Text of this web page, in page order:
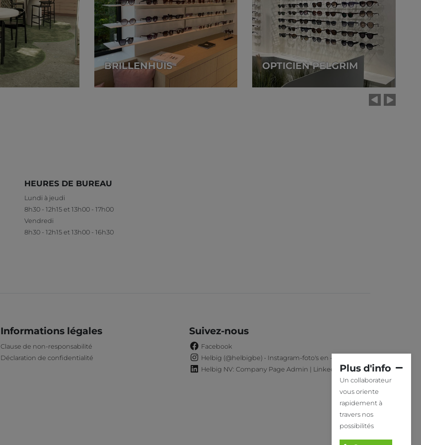
BRILLENHUIS OPTICIEN PELGRIM
Plus d'info
Un collaborateur
vous oriente
rapidement à
travers nos
possibilités
HEURES DE BUREAU
Lundi à jeudi
8h30 - 12h15 et 13h00 - 17h00
Vendredi
8h30 - 12h15 et 13h00 - 16h30
Informations légales
Clause de non-responsabilité
Déclaration de confidentialité
Suivez-nous
Facebook
Helbig (@helbigbe) • Instagram-foto's en -video's
Helbig NV: Company Page Admin | LinkedIn